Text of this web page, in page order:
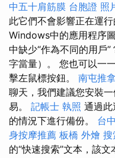
中五十肩筋膜 台胞證 照
此它們不會影響正在運
Windows中的應用程序
中缺少“作為不同的用戶
字當量）。 您也可以一
擊左鼠標按鈕。 南屯推
聊天，我們建議您安裝
易。 記帳士 執照 通過
的情況下進行備份。 台
身按摩推薦 板橋 外燴 搜
的“快速搜索”文本，該